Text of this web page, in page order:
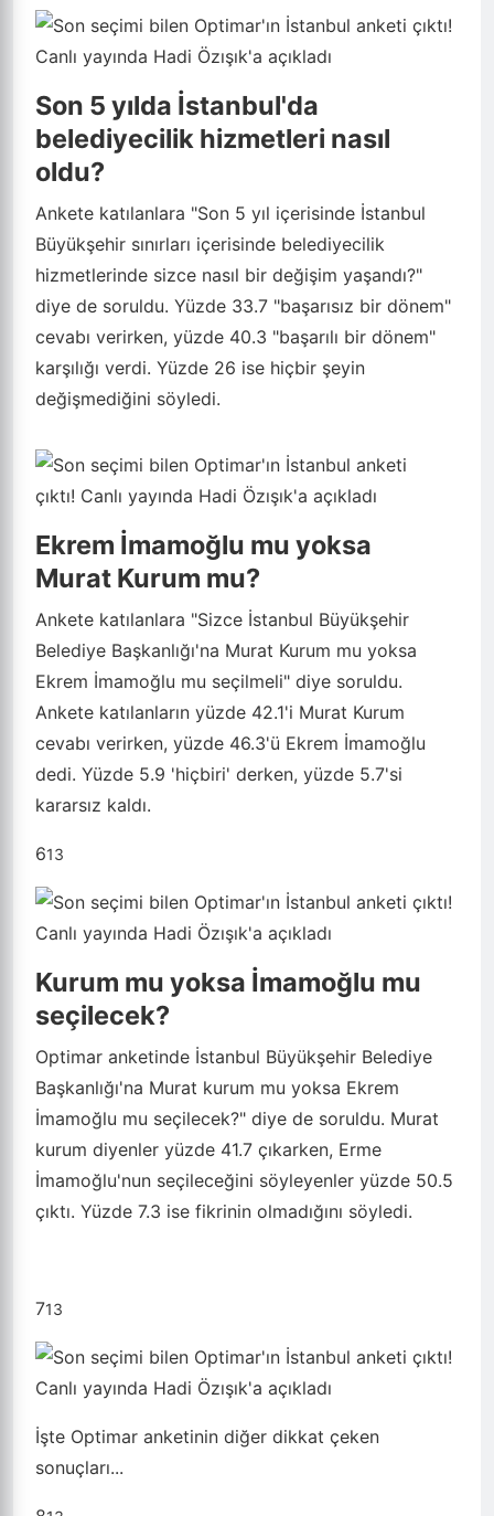
Son 5 yılda İstanbul'da
belediyecilik hizmetleri nasıl
oldu?
Ankete katılanlara "Son 5 yıl içerisinde İstanbul
Büyükşehir sınırları içerisinde belediyecilik
hizmetlerinde sizce nasıl bir değişim yaşandı?"
diye de soruldu. Yüzde 33.7 "başarısız bir dönem"
cevabı verirken, yüzde 40.3 "başarılı bir dönem"
karşılığı verdi. Yüzde 26 ise hiçbir şeyin
değişmediğini söyledi.
Ekrem İmamoğlu mu yoksa
Murat Kurum mu?
Ankete katılanlara "Sizce İstanbul Büyükşehir
Belediye Başkanlığı'na Murat Kurum mu yoksa
Ekrem İmamoğlu mu seçilmeli" diye soruldu.
Ankete katılanların yüzde 42.1'i Murat Kurum
cevabı verirken, yüzde 46.3'ü Ekrem İmamoğlu
dedi. Yüzde 5.9 'hiçbiri' derken, yüzde 5.7'si
kararsız kaldı.
613
Kurum mu yoksa İmamoğlu mu
seçilecek?
Optimar anketinde İstanbul Büyükşehir Belediye
Başkanlığı'na Murat kurum mu yoksa Ekrem
İmamoğlu mu seçilecek?" diye de soruldu. Murat
kurum diyenler yüzde 41.7 çıkarken, Erme
İmamoğlu'nun seçileceğini söyleyenler yüzde 50.5
çıktı. Yüzde 7.3 ise fikrinin olmadığını söyledi.
713
İşte Optimar anketinin diğer dikkat çeken
sonuçları...